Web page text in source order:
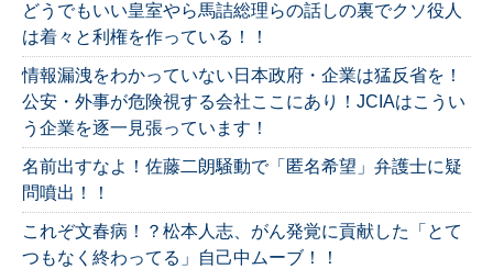
どうでもいい皇室やら馬詰総理らの話しの裏でクソ役人
は着々と利権を作っている！！
情報漏洩をわかっていない日本政府・企業は猛反省を！
公安・外事が危険視する会社ここにあり！JCIAはこうい
う企業を逐一見張っています！
名前出すなよ！佐藤二朗騒動で「匿名希望」弁護士に疑
問噴出！！
これぞ文春病！？松本人志、がん発覚に貢献した「とて
つもなく終わってる」自己中ムーブ！！